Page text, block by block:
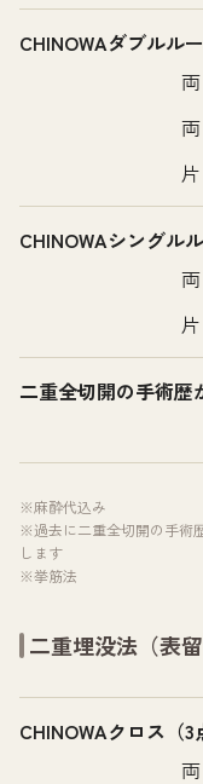
CHINOWAダブルル
CHINOWAシングル
二重全切開の手術
※麻酔代込み
※過去に二重全切開の手術
します
※挙筋法
二重埋没法（表留
CHINOWAクロス（3